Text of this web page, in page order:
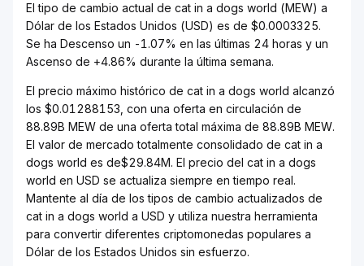
El tipo de cambio actual de cat in a dogs world (MEW) a
Dólar de los Estados Unidos (USD) es de $0.0003325.
Se ha Descenso un -1.07% en las últimas 24 horas y un
Ascenso de +4.86% durante la última semana.
El precio máximo histórico de cat in a dogs world alcanzó
los $0.01288153, con una oferta en circulación de
88.89B MEW de una oferta total máxima de 88.89B MEW.
El valor de mercado totalmente consolidado de cat in a
dogs world es de$29.84M. El precio del cat in a dogs
world en USD se actualiza siempre en tiempo real.
Mantente al día de los tipos de cambio actualizados de
cat in a dogs world a USD y utiliza nuestra herramienta
para convertir diferentes criptomonedas populares a
Dólar de los Estados Unidos sin esfuerzo.